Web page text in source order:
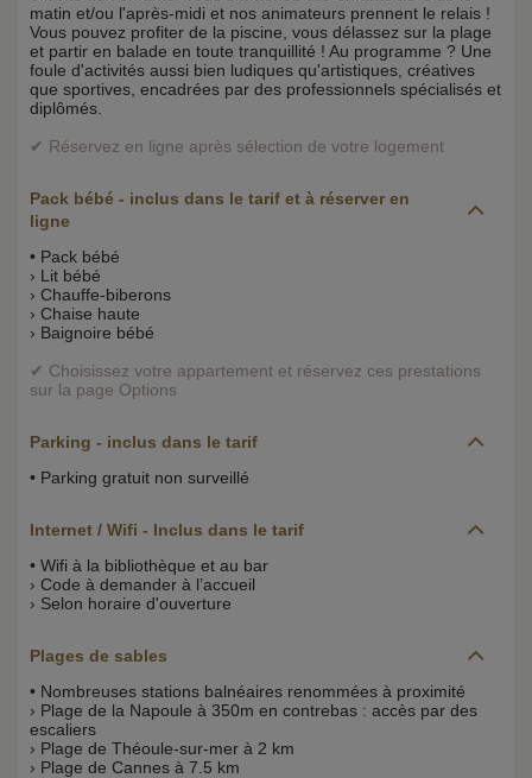
matin et/ou l'après-midi et nos animateurs prennent le relais !
Vous pouvez profiter de la piscine, vous délassez sur la plage
et partir en balade en toute tranquillité ! Au programme ? Une
foule d'activités aussi bien ludiques qu'artistiques, créatives
que sportives, encadrées par des professionnels spécialisés et
diplômés.
✔ Réservez en ligne après sélection de votre logement
Pack bébé - inclus dans le tarif et à réserver en
ligne
• Pack bébé
› Lit bébé
› Chauffe-biberons
› Chaise haute
› Baignoire bébé
✔ Choisissez votre appartement et réservez ces prestations
sur la page Options
Parking - inclus dans le tarif
• Parking gratuit non surveillé
Internet / Wifi - Inclus dans le tarif
• Wifi à la bibliothèque et au bar
› Code à demander à l’accueil
› Selon horaire d'ouverture
Plages de sables
• Nombreuses stations balnéaires renommées à proximité
› Plage de la Napoule à 350m en contrebas : accès par des
escaliers
› Plage de Théoule-sur-mer à 2 km
› Plage de Cannes à 7.5 km